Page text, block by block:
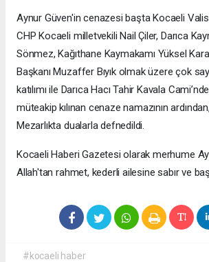
Aynur Güven'in cenazesi başta Kocaeli
CHP Kocaeli milletvekili Nail Çiler, Darıca
Sönmez, Kağıthane Kaymakamı Yüksel
Başkanı Muzaffer Bıyık olmak üzere çok
katılımı ile Darıca Hacı Tahir Kavala
müteakip kılınan cenaze namazının
Mezarlıkta dualarla defnedildi.
Kocaeli Haberi Gazetesi olarak merhume
Allah'tan rahmet, kederli ailesine sabır ve
#kocaeli haber